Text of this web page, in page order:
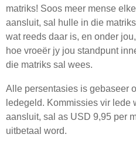
matriks! Soos meer mense
aansluit, sal hulle in die
wat reeds daar is, en onder
hoe vroeër jy jou standpunt
die matriks sal wees.
Alle persentasies is gebaseer
ledegeld. Kommissies vir lede
aansluit, sal as USD 9,95 per
uitbetaal word.